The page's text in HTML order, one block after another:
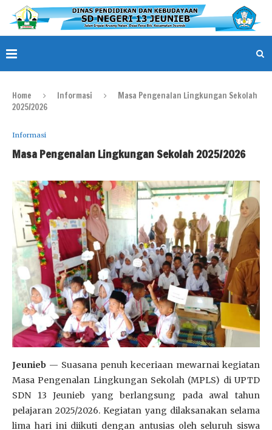
Home Informasi
Masa Pengenalan Lingkungan Sekolah
2025/2026
Informasi
Masa Pengenalan Lingkungan Sekolah 2025/2026
Jeunieb — Suasana penuh keceriaan mewarnai kegiatan
Masa Pengenalan Lingkungan Sekolah (MPLS) di UPTD
SDN 13 Jeunieb yang berlangsung pada awal tahun
pelajaran 2025/2026. Kegiatan yang dilaksanakan selama
lima hari ini diikuti dengan antusias oleh seluruh siswa